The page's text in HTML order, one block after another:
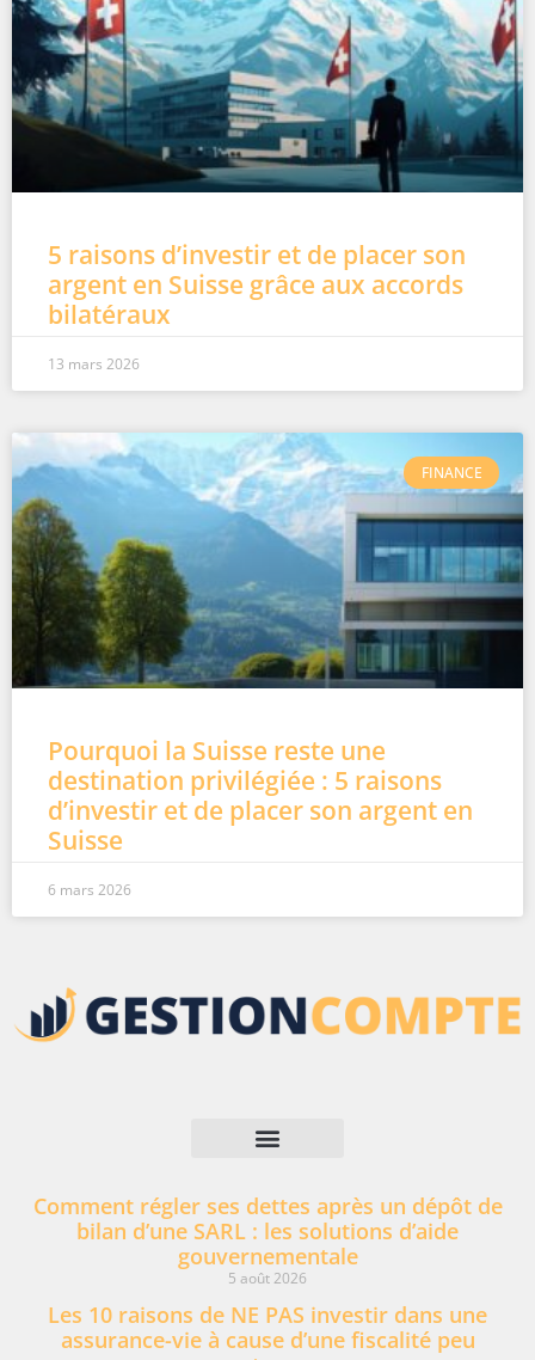
5 raisons d’investir et de placer son
argent en Suisse grâce aux accords
bilatéraux
13 mars 2026
FINANCE
Pourquoi la Suisse reste une
destination privilégiée : 5 raisons
d’investir et de placer son argent en
Suisse
6 mars 2026
Comment régler ses dettes après un dépôt de
bilan d’une SARL : les solutions d’aide
gouvernementale
5 août 2026
Les 10 raisons de NE PAS investir dans une
assurance-vie à cause d’une fiscalité peu